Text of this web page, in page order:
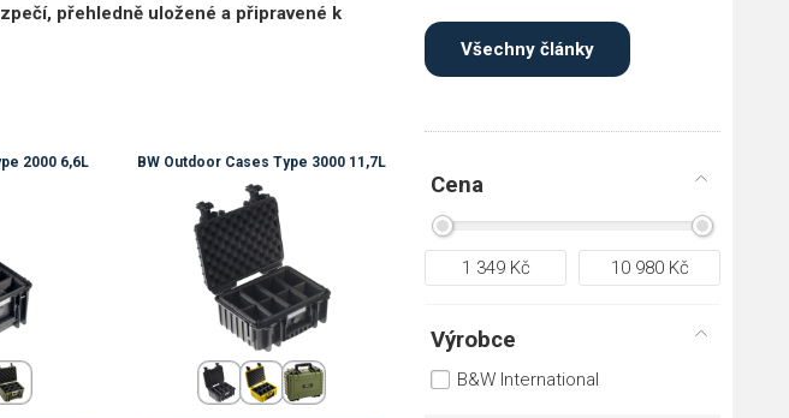
Všechny články
Cena
1 349Kč 10 980Kč
Výrobce
B&W International
přehledně uložené a připravené k
2000 6,6L BW Outdoor Cases Type 3000 11,7L